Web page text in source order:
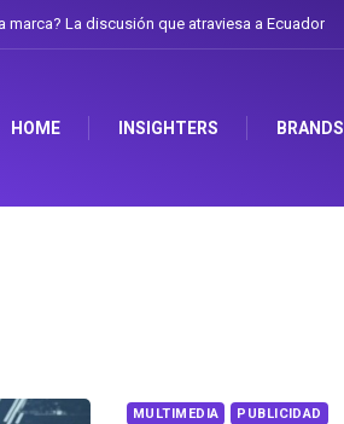
marca? La discusión que atraviesa a Ecuador
HOME INSIGHTERS BRANDS
MULTIMEDIA PUBLICIDAD